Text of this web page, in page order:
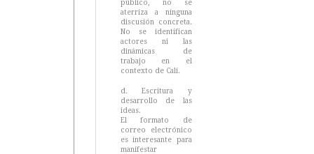
público, no se
aterriza a ninguna
discusión concreta.
No se identifican
actores ni las
dinámicas de
trabajo en el
contexto de Cali.
d. Escritura y
desarrollo de las
ideas.
El formato de
correo electrónico
es interesante para
manifestar